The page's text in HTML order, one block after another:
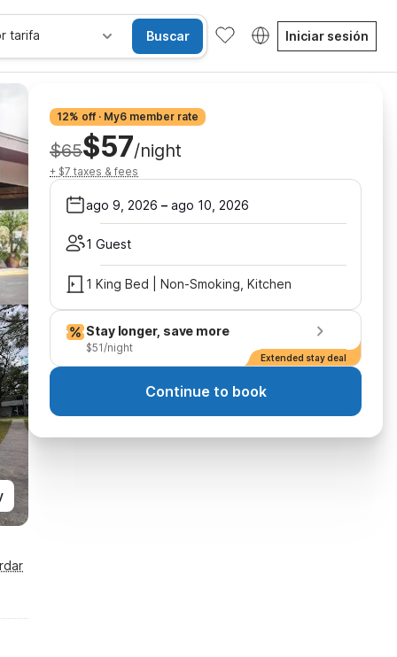
tarifa Buscar Iniciar sesión
12% off · My6 member rate
$65$57/night
+ $7 taxes & fees
ago 9, 2026 – ago 10, 2026
1 Guest
1 King Bed | Non-Smoking, Kitchen
Stay longer, save more
$51/night
Extended stay deal
Continue to book